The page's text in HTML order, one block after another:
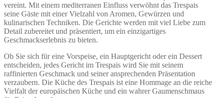
vereint. Mit einem mediterranen Einfluss verwöhnt das Trespais
seine Gäste mit einer Vielzahl von Aromen, Gewürzen und
kulinarischen Techniken. Die Gerichte werden mit viel Liebe zum
Detail zubereitet und präsentiert, um ein einzigartiges
Geschmackserlebnis zu bieten.
Ob Sie sich für eine Vorspeise, ein Hauptgericht oder ein Dessert
entscheiden, jedes Gericht im Trespais wird Sie mit seinem
raffinierten Geschmack und seiner ansprechenden Präsentation
verzaubern. Die Küche des Trespais ist eine Hommage an die reiche
Vielfalt der europäischen Küche und ein wahrer Gaumenschmaus